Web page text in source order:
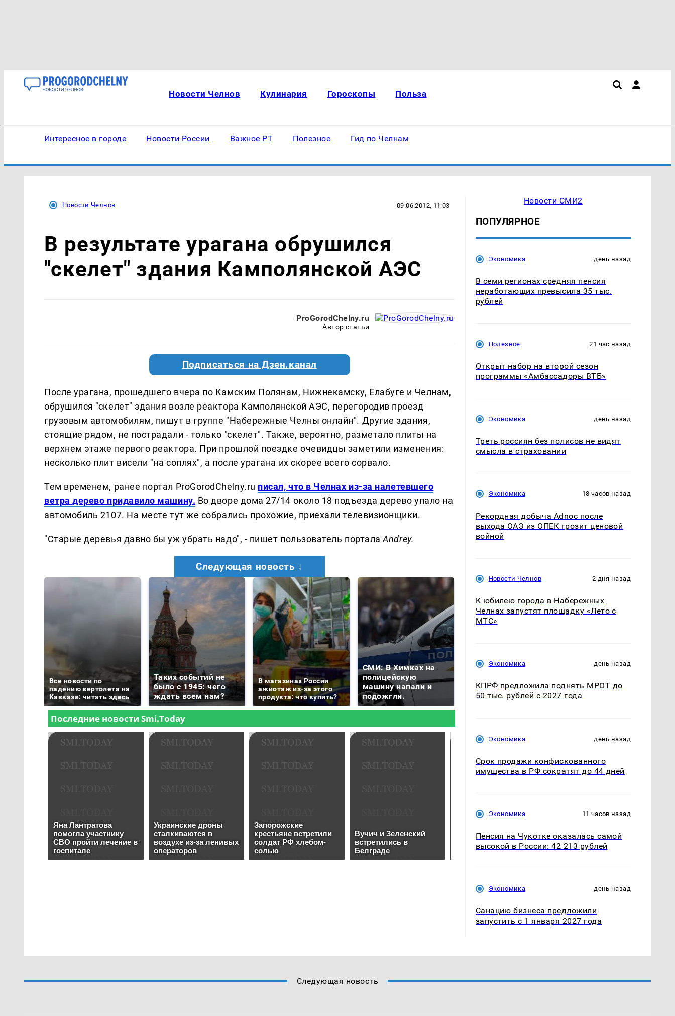
Новости Челнов Кулинария Гороскопы Польза
Интересное в городе Новости России Важное РТ Полезное Гид по Челнам
Новости Челнов 09.06.2012, 11:03
В результате урагана обрушился
"скелет" здания Камполянской АЭС
ProGorodChelny.ru
Автор статьи
Подписаться на Дзен.канал
После урагана, прошедшего вчера по Камским Полянам, Нижнекамску, Елабуге и Челнам,
обрушился "скелет" здания возле реактора Камполянской АЭС, перегородив проезд
грузовым автомобилям, пишут в группе "Набережные Челны онлайн". Другие здания,
стоящие рядом, не пострадали - только "скелет". Также, вероятно, разметало плиты на
верхнем этаже первого реактора. При прошлой поездке очевидцы заметили изменения:
несколько плит висели "на соплях", а после урагана их скорее всего сорвало.
Тем временем, ранее портал ProGorodChelny.ru писал, что в Челнах из-за налетевшего
ветра дерево придавило машину. Во дворе дома 27/14 около 18 подъезда дерево упало на
автомобиль 2107. На месте тут же собрались прохожие, приехали телевизионщики.
"Старые деревья давно бы уж убрать надо", - пишет пользователь порталаAndrey.
Следующая новость ↓
Все новости по
падению вертолета на
Кавказе: читать здесь
Таких событий не
было с 1945: чего
ждать всем нам?
В магазинах России
ажиотаж из-за этого
продукта: что купить?
СМИ: В Химках на
полицейскую
машину напали и
подожгли.
президентов США и
России: Европа?
никто не ждал: как
так?!
Новости СМИ2
ПОПУЛЯРНОЕ
Экономика день назад
В семи регионах средняя пенсия
неработающих превысила 35 тыс.
рублей
Полезное 21 час назад
Открыт набор на второй сезон
программы «Амбассадоры ВТБ»
Экономика день назад
Треть россиян без полисов не видят
смысла в страховании
Экономика 18 часов назад
Рекордная добыча Adnoc после
выхода ОАЭ из ОПЕК грозит ценовой
войной
Новости Челнов 2 дня назад
К юбилею города в Набережных
Челнах запустят площадку «Лето с
МТС»
Экономика день назад
КПРФ предложила поднять МРОТ до
50 тыс. рублей с 2027 года
Экономика день назад
Срок продажи конфискованного
имущества в РФ сократят до 44 дней
Экономика 11 часов назад
Пенсия на Чукотке оказалась самой
высокой в России: 42 213 рублей
Экономика день назад
Санацию бизнеса предложили
запустить с 1 января 2027 года
Следующая новость